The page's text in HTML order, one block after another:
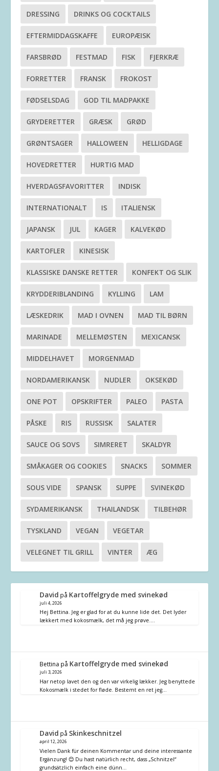
DRESSING DRINKS OG COCKTAILS
EFTERMIDDAGSKAFFE EUROPÆISK
FARSBRØD FESTMAD FISK FJERKRÆ
FORRETTER FRANSK FROKOST
FØDSELSDAG GOD TIL MADPAKKE
GRYDERETTER GRÆSK GRØD
GRØNTSAGER HALLOWEEN HELLIGDAGE
HOVEDRETTER HURTIG MAD
HVERDAGSFAVORITTER INDISK
INTERNATIONALT IS ITALIENSK
JAPANSK JUL KAGER KALVEKØD
KARTOFLER KINESISK
KLASSISKE DANSKE RETTER KONFEKT OG SLIK
KRYDDERIBLANDING KYLLING LAM
LÆSKEDRIK MAD I OVNEN MAD TIL BØRN
MARINADE MELLEMØSTEN MEXICANSK
MIDDELHAVET MORGENMAD
NORDAMERIKANSK NUDLER OKSEKØD
ONE POT OPSKRIFTER PALEO PASTA
PÅSKE RIS RUSSISK SALATER
SAUCE OG SOVS SIMRERET SKALDYR
SMÅKAGER OG COOKIES SNACKS SOMMER
SOUS VIDE SPANSK SUPPE SVINEKØD
SYDAMERIKANSK THAILANDSK TILBEHØR
TYSKLAND VEGAN VEGETAR
VELEGNET TIL GRILL VINTER ÆG
David på Kartoffelgryde med svinekød
juli 4, 2026
Hej Bettina. Jeg er glad for at du kunne lide det. Det lyder
lækkert med kokosmælk, det må jeg prøve.…
Bettina på Kartoffelgryde med svinekød
juli 3, 2026
Har netop lavet den og den var virkelig lækker. Jeg benyttede
Kokosmælk i stedet for fløde. Bestemt en ret jeg…
David på Skinkeschnitzel
april 12, 2026
Vielen Dank für deinen Kommentar und deine interessante
Ergänzung! 😊 Du hast natürlich recht, dass „Schnitzel“
grundsätzlich einfach eine dünn…